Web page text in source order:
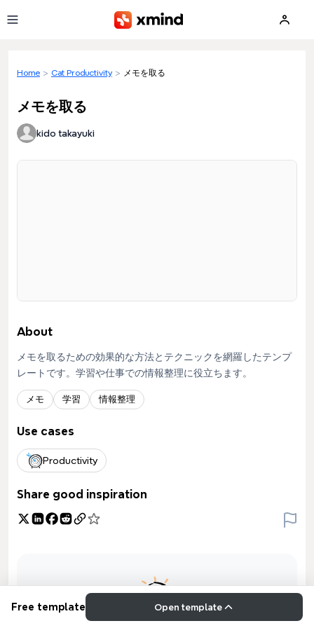
Home > Cat Productivity > メモを取る
メモを取る
kido takayuki
About
メモを取るための効果的な方法とテクニックを網羅したテンプ
レートです。学習や仕事での情報整理に役立ちます。
メモ 学習 情報整理
Use cases
Productivity
Share good inspiration
Free template Open template